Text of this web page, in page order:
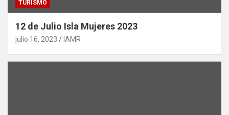
TURISMO
12 de Julio Isla Mujeres 2023
julio 16, 2023 IAMR